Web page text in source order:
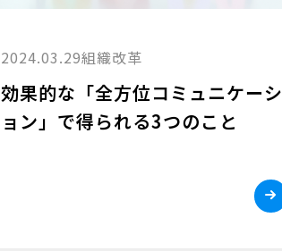
2024.03.29組織改革
効果的な「全方位コミュニケーシ
ョン」で得られる3つのこと